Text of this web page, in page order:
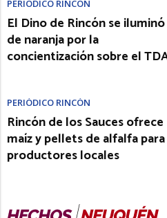
PERIÓDICO RINCÓN
El Dino de Rincón se iluminó
de naranja por la
concientización sobre el
PERIÓDICO RINCÓN
Rincón de los Sauces ofrece
maíz y pellets de alfalfa para
productores locales